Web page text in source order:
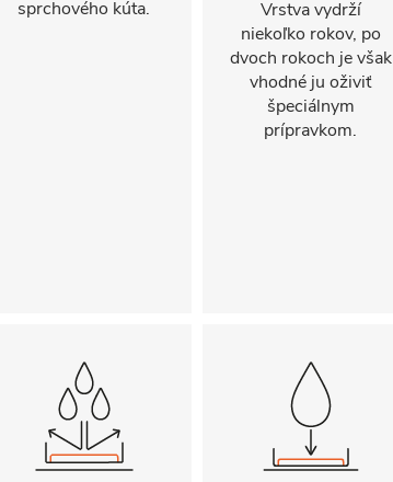
sprchového kúta.
Vrstva vydrží
niekoľko rokov, po
dvoch rokoch je však
vhodné ju oživiť
špeciálnym
prípravkom.